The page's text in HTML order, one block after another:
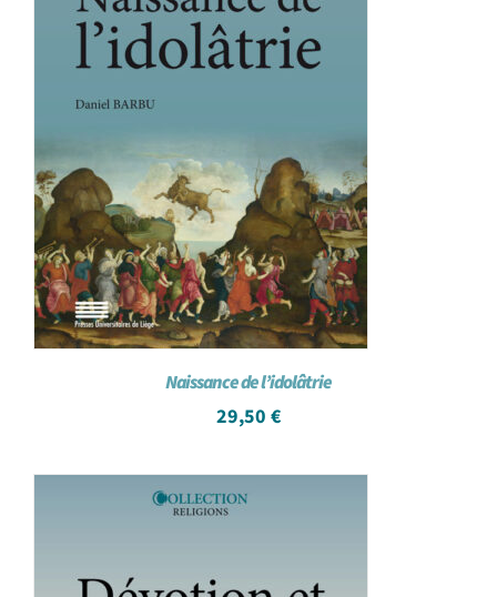
Naissance de l’idolâtrie
29,50 €